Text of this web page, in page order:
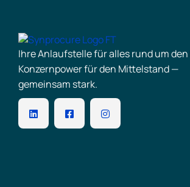
Ihre Anlaufstelle für alles rund um den
Konzernpower für den Mittelstand —
gemeinsam stark.